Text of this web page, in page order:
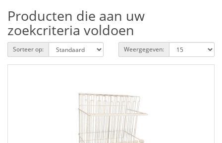
Producten die aan uw
zoekcriteria voldoen
Sorteer op: Weergegeven: